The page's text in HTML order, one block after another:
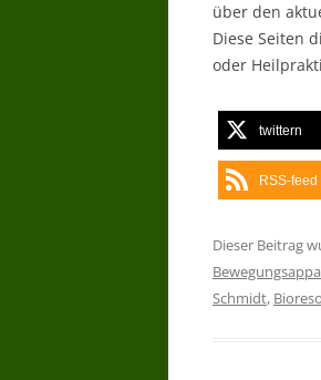
über den
Diese Seiten
oder
twittern
RSS-feed
Dieser Beitrag
Schmidt,